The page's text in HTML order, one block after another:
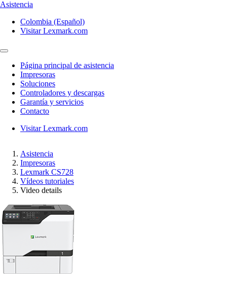
Asistencia
Colombia (Español)
Visitar Lexmark.com
Página principal de asistencia
Impresoras
Soluciones
Controladores y descargas
Garantía y servicios
Contacto
Visitar Lexmark.com
Asistencia
Impresoras
Lexmark CS728
Vídeos tutoriales
Video details